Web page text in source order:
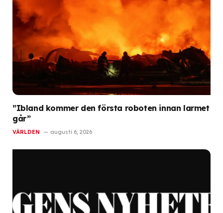
”Ibland kommer den första roboten innan larmet
går”
VÄRLDEN augusti 6, 2026